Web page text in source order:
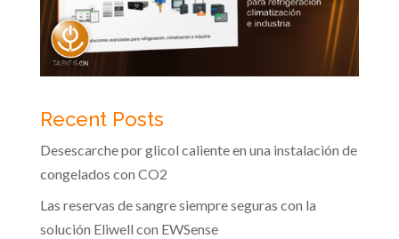
Recent Posts
Desescarche por glicol caliente en una instalación de
congelados con CO2
Las reservas de sangre siempre seguras con la
solución Eliwell con EWSense